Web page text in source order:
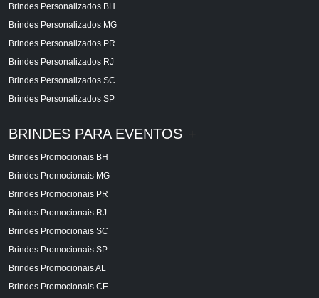
Brindes Personalizados BH
Brindes Personalizados MG
Brindes Personalizados PR
Brindes Personalizados RJ
Brindes Personalizados SC
Brindes Personalizados SP
BRINDES PARA EVENTOS
Brindes Promocionais BH
Brindes Promocionais MG
Brindes Promocionais PR
Brindes Promocionais RJ
Brindes Promocionais SC
Brindes Promocionais SP
Brindes Promocionais AL
Brindes Promocionais CE